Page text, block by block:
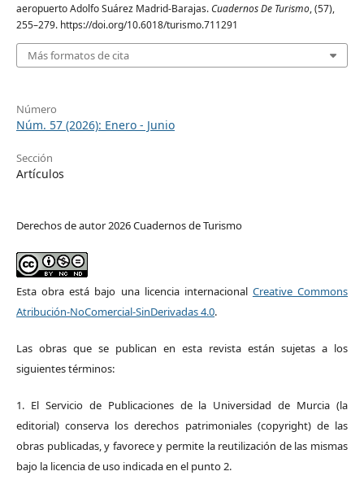
aeropuerto Adolfo Suárez Madrid-Barajas.Cuadernos De Turismo, (57),
255–279. https://doi.org/10.6018/turismo.711291
Más formatos de cita
Número
Núm. 57 (2026): Enero - Junio
Sección
Artículos
Derechos de autor 2026 Cuadernos de Turismo
Esta obra está bajo una licencia internacional Creative Commons
Atribución-NoComercial-SinDerivadas 4.0.
Las obras que se publican en esta revista están sujetas a los
siguientes términos:
1. El Servicio de Publicaciones de la Universidad de Murcia (la
editorial) conserva los derechos patrimoniales (copyright) de las
obras publicadas, y favorece y permite la reutilización de las mismas
bajo la licencia de uso indicada en el punto 2.